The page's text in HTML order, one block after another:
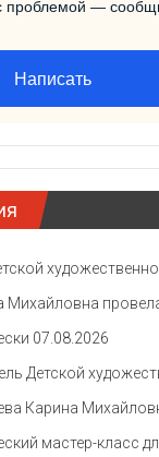
проблемой —
Написать
Михайловна
07.08.2026
Детской
Карина
мастер-класс